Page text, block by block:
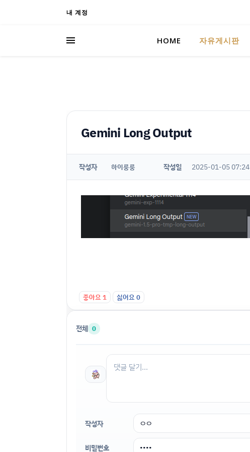
내 계정
HOME 자유게시판
Gemini Long Output
작성자 하이룽룽 작성일 2025-01-05 07:24
좋아요1 싫어요0
전체 0
작성자
비밀번호